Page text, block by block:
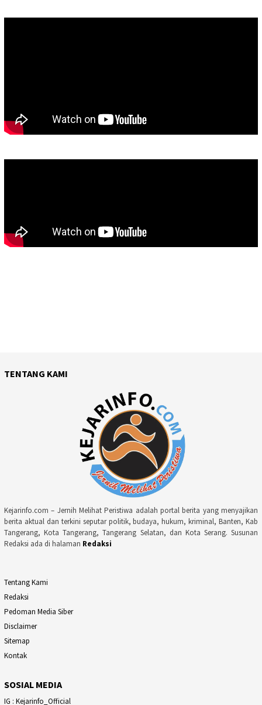
TENTANG KAMI
Kejarinfo.com – Jernih Melihat Peristiwa adalah portal berita yang menyajikan
berita aktual dan terkini seputar politik, budaya, hukum, kriminal, Banten, Kab
Tangerang, Kota Tangerang, Tangerang Selatan, dan Kota Serang. Susunan
Redaksi ada di halaman Redaksi
Tentang Kami
Redaksi
Pedoman Media Siber
Disclaimer
Sitemap
Kontak
SOSIAL MEDIA
IG : Kejarinfo_Official